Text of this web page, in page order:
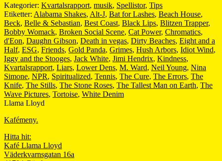
Kategorier: Kvartalsrapport, musik, Spellistor, Tips
Etiketter: Alabama Shakes, Alt-J, Bat for Lashes, Beach House,
Beck, Belle & Sebastian, Best Coast, Black Lips, Blitzen Trapper,
Bobby Womack, Broken Social Scene, Cat Power, Chromatics,
d'Eon, Daughn Gibson, Death in vegas, Dirty Beaches, Eight and a
Half, ESG, Friends, Gold Panda, Grimes, Hush Arbors, Idiot Wind,
Iggy and the Stooges, Jack White, Jimi Hendrix, Kindness,
Kvartalsrapport, Liars, Lower Dens, M. Ward, Neil Young, Nina
Simone, NPR, Spiritualized, Tennis, The Cure, The Errors, The
Knife, The Stills, The Stone Roses, The Tallest Man on Earth, The
Wave Pictures, Tortoise, White Denim
Llama Lloyd
Kafémeny.
Hitta hit:
Kafé Llama Lloyd
Väderkvarnsgatan 16a